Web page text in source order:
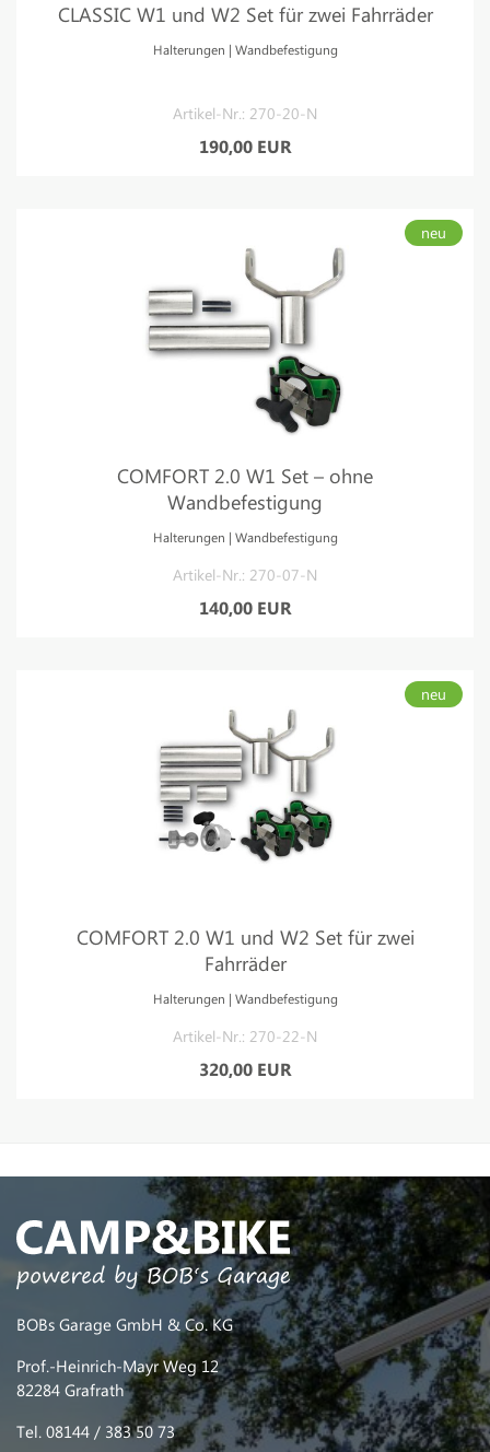
CLASSIC W1 und W2 Set für zwei Fahrräder
Halterungen | Wandbefestigung
Artikel-Nr.: 270-20-N
190,00 EUR
neu
COMFORT 2.0 W1 Set – ohne
Wandbefestigung
Halterungen | Wandbefestigung
Artikel-Nr.: 270-07-N
140,00 EUR
neu
COMFORT 2.0 W1 und W2 Set für zwei
Fahrräder
Halterungen | Wandbefestigung
Artikel-Nr.: 270-22-N
320,00 EUR
BOBs Garage GmbH & Co. KG
Prof.-Heinrich-Mayr Weg 12
82284 Grafrath
Tel. 08144 / 383 50 73